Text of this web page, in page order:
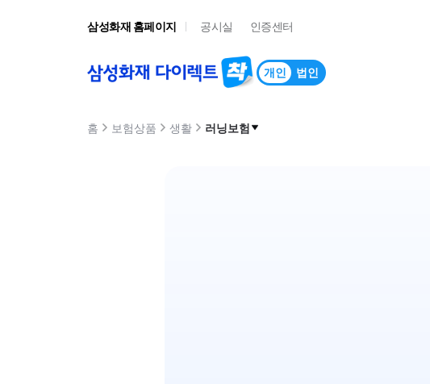
삼성화재 홈페이지 공시실 인증센터
개인
선택됨 법인
홈 보험상품 생활 러닝보험